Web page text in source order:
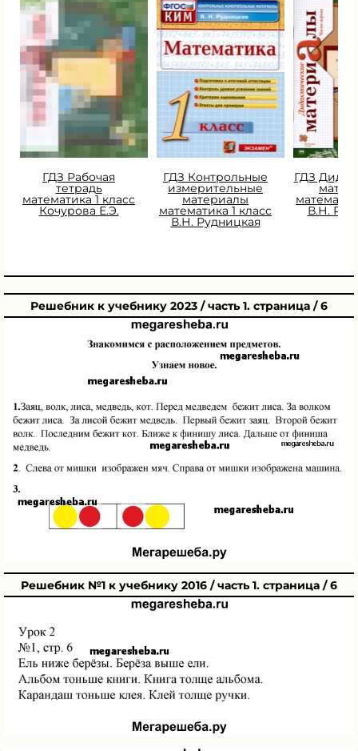
ГДЗ Рабочая
тетрадь
математика 1 класс
Кочурова Е.Э.
ГДЗ Контрольные
измерительные
материалы
математика 1 класс
В.Н. Рудницкая
ГДЗ
В.Н.
Решебник к учебнику 2023 / часть 1. страница / 6
Решебник №1 к учебнику 2016 / часть 1. страница / 6